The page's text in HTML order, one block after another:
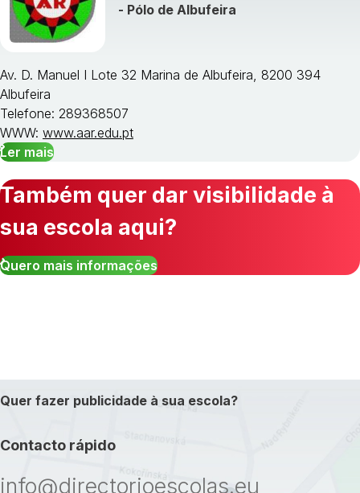
- Pólo de Albufeira
Av. D. Manuel I Lote 32 Marina de Albufeira, 8200 394
Albufeira
Telefone: 289368507
WWW: www.aar.edu.pt
Ler mais
Também quer dar visibilidade à
sua escola aqui?
Quero mais informações
Quer fazer publicidade à sua escola?
Contacto rápido
info@directorioescolas.eu